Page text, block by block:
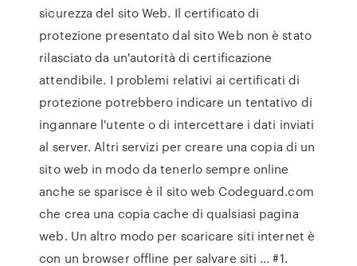
sicurezza del sito Web. Il certificato di
protezione presentato dal sito Web non è stato
rilasciato da un'autorità di certificazione
attendibile. I problemi relativi ai certificati di
protezione potrebbero indicare un tentativo di
ingannare l'utente o di intercettare i dati inviati
al server. Altri servizi per creare una copia di un
sito web in modo da tenerlo sempre online
anche se sparisce è il sito web Codeguard.com
che crea una copia cache di qualsiasi pagina
web. Un altro modo per scaricare siti internet è
con un browser offline per salvare siti … #1.